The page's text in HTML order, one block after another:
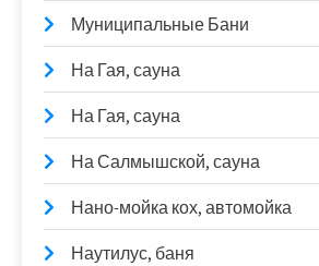
Муниципальные Бани
На Гая, сауна
На Гая, сауна
На Салмышской, сауна
Нано-мойка кох, автомойка
Наутилус, баня